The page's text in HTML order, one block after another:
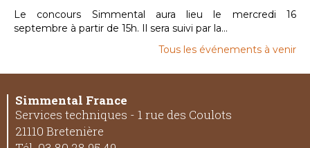
Le concours Simmental aura lieu le mercredi 16
septembre à partir de 15h. Il sera suivi par la...
Tous les événements à venir
Simmental France
Services techniques - 1 rue des Coulots
21110 Bretenière